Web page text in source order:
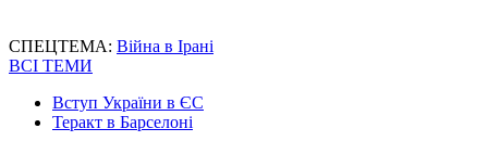
СПЕЦТЕМА: Війна в Ірані
ВСІ ТЕМИ
Вступ України в ЄС
Теракт в Барселоні